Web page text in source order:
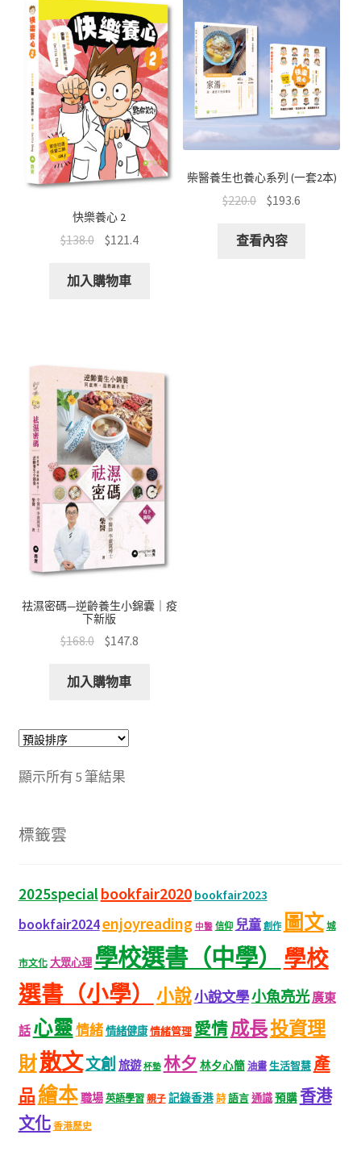
快樂養心 2
$138.0 $121.4
加入購物車
柴醫養生也養心系列 (一套2本)
$220.0 $193.6
查看內容
祛濕密碼—逆齡養生小錦囊｜疫
下新版
$168.0 $147.8
加入購物車
顯示所有 5 筆結果
標籤雲
2025specialbookfair2020 bookfair2023
bookfair2024enjoyreading 中醫 信仰 兒童 創作 圖文 城
市文化 大眾心理 學校選書（中學）
學校
選書（小學）
小說小說文學小魚亮光廣東
話 心靈情緒情緒健康情緒管理 愛情成長投資理
財散文文創 旅遊 杯墊 林夕 林夕心簡 油畫 生活智慧 產
品繪本職場 英語學習 親子 記錄香港 詩 語言通識預購香港
文化 香港歷史